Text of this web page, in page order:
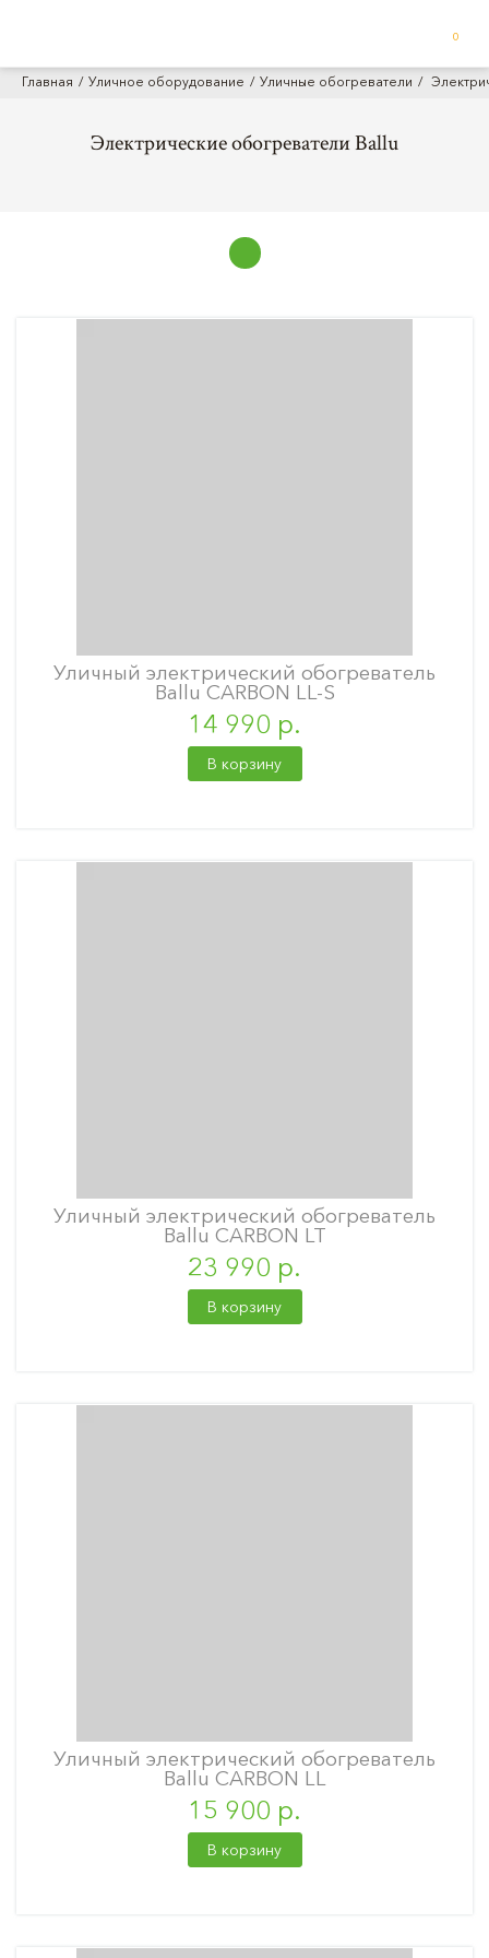
0
Главная Уличное оборудование Уличные обогреватели
Электрические обогреватели Ballu
Уличный электрический обогреватель
Ballu CARBON LL-S
14 990 р.
В корзину
Уличный электрический обогреватель
Ballu CARBON LT
23 990 р.
В корзину
Уличный электрический обогреватель
Ballu CARBON LL
15 900 р.
В корзину